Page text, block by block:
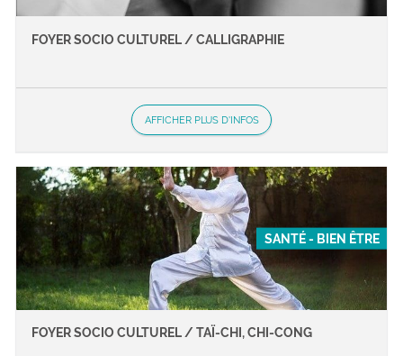
FOYER SOCIO CULTUREL / CALLIGRAPHIE
AFFICHER PLUS D'INFOS
SANTÉ - BIEN ÊTRE
FOYER SOCIO CULTUREL / TAÏ-CHI, CHI-CONG